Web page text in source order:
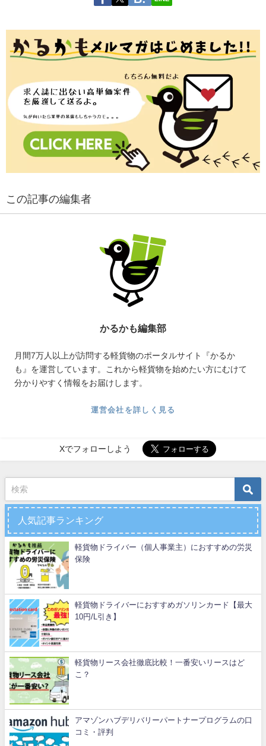
この記事の編集者
かるかも編集部
月間7万人以上が訪問する軽貨物のポータルサイト『かるか
も』を運営しています。これから軽貨物を始めたい方にむけて
分かりやすく情報をお届けします。
運営会社を詳しく見る
Xでフォローしよう
人気記事ランキング
軽貨物ドライバー（個人事業主）におすすめの労災
保険
軽貨物ドライバーにおすすめガソリンカード【最大
10円/L引き】
軽貨物リース会社徹底比較！一番安いリースはど
こ？
アマゾンハブデリバリーパートナープログラムの口
コミ・評判